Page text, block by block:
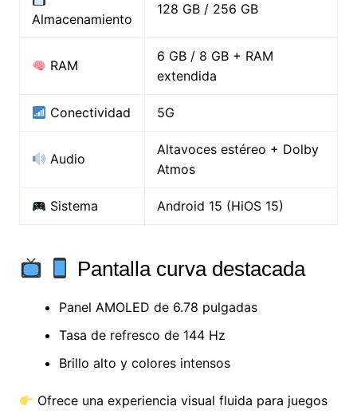
Almacenamiento
128 GB / 256 GB
RAM
6 GB / 8 GB + RAM
extendida
Conectividad 5G
Audio
Altavoces estéreo + Dolby
Atmos
Sistema Android 15 (HiOS 15)
Pantalla curva destacada
Panel AMOLED de 6.78 pulgadas
Tasa de refresco de 144 Hz
Brillo alto y colores intensos
Ofrece una experiencia visual fluida para juegos